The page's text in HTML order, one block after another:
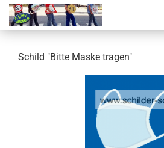
Schild "Bitte Maske tra­gen"